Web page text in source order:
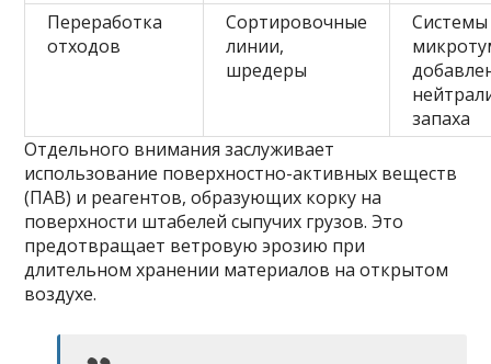
Переработка
отходов
Сортировочные
линии,
шредеры
Системы
запаха
Отдельного внимания заслуживает
использование поверхностно-активных веществ
(ПАВ) и реагентов, образующих корку на
поверхности штабелей сыпучих грузов. Это
предотвращает ветровую эрозию при
длительном хранении материалов на открытом
воздухе.